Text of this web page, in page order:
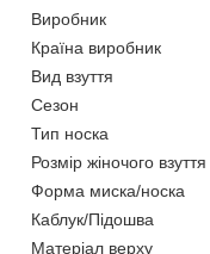
Виробник
Країна виробник
Вид взуття
Сезон
Тип носка
Розмір жіночого взуття
Форма миска/носка
Каблук/Підошва
Матеріал верху